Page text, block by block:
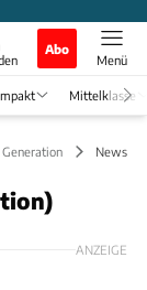
Abo
Menü
Mittelklasse
Generation News
ANZEIGE